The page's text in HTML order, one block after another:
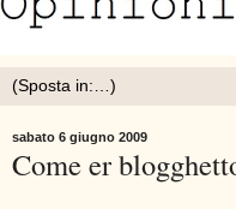
sabato 6 giugno 2009
Come er